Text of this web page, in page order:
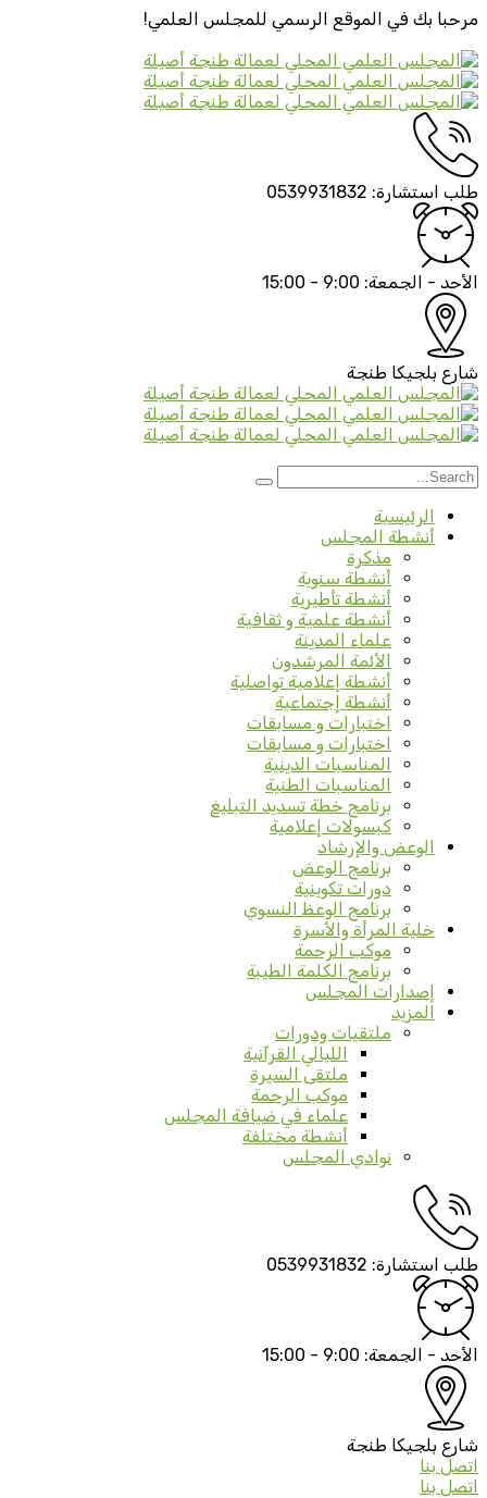
مرحبا بك في الموقع الرسمي للمجلس العلمي!
طلب استشارة: 0539931832
الأحد - الجمعة: 9:00 - 15:00
شارع بلجيكا طنجة
الرئيسية
أنشطة المجلس
مذكرة
أنشطة سنوية
أنشطة تأطيرية
أنشطة علمية و ثقافية
علماء المدينة
الأئمة المرشدون
أنشطة إعلامية تواصلية
أنشطة إجتماعية
اختبارات و مسابقات
اختبارات و مسابقات
المناسبات الدينية
المناسبات الطنية
برنامج خطة تسديد التبليغ
كبسولات إعلامية
الوعض والإرشاد
برنامج الوعض
دورات تكوينية
برنامج الوعظ النسوي
خلية المرأة والأسرة
موكب الرحمة
برنامج الكلمة الطيبة
إصدارات المجلس
المزيد
ملتقيات ودورات
الليالي القرآنية
ملتقى السيرة
موكب الرحمة
علماء في ضيافة المجلس
أنشطة مختلفة
نوادي المجلس
طلب استشارة: 0539931832
الأحد - الجمعة: 9:00 - 15:00
شارع بلجيكا طنجة
اتصل بنا
اتصل بنا